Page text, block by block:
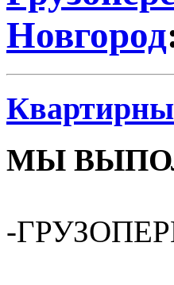
Новгород
МЫ
-